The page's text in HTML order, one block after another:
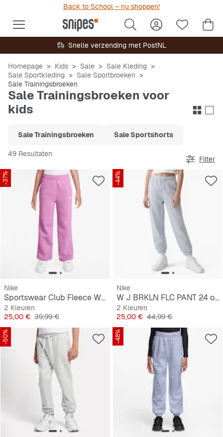
Back to School – nu shoppen!
Snelle verzending met PostNL
Homepage Kids Sale
Sale Kleding
Sale Sportkleding
Sale Sportbroeken
Sale Trainingsbroeken
Sale Trainingsbroeken voor
kids
Sale Trainingsbroeken Sale Sportshorts
49 Resultaten
Filter
-37%
Nike
Sportswear Club Fleece Wide-Leg Low Brand Read Pant
2 Kleuren
Prijs
25,00 € Originele Prijs
39,99 €
-44%
Nike
W J BRKLN FLC PANT 24 orchid/black
2 Kleuren
Prijs
25,00 € Originele Prijs
44,99 €
-50% -48%